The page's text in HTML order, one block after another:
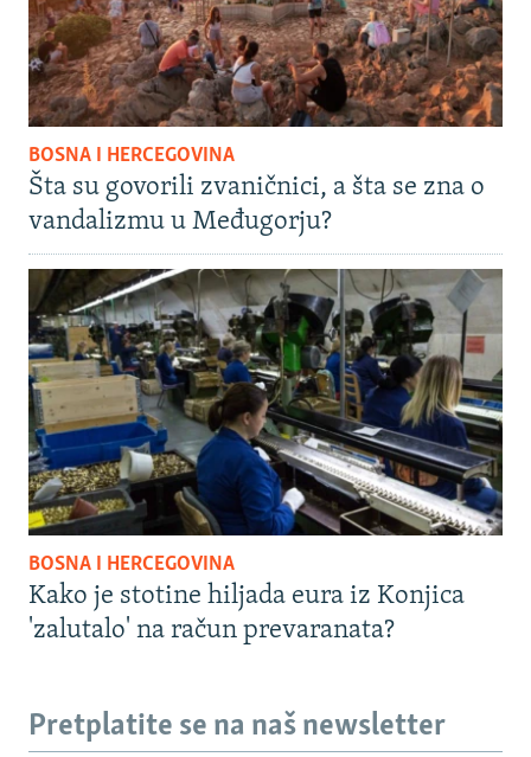
BOSNA I HERCEGOVINA
Šta su govorili zvaničnici, a šta se zna o
vandalizmu u Međugorju?
BOSNA I HERCEGOVINA
Kako je stotine hiljada eura iz Konjica
'zalutalo' na račun prevaranata?
Pretplatite se na naš newsletter